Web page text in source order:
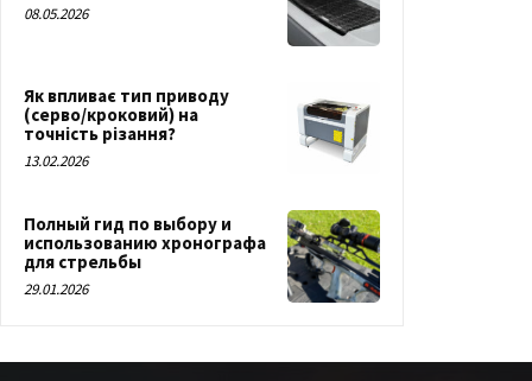
08.05.2026
Як впливає тип приводу
(серво/кроковий) на
точність різання?
13.02.2026
Полный гид по выбору и
использованию хронографа
для стрельбы
29.01.2026